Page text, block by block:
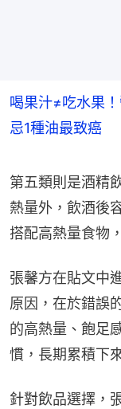
喝果汁≠吃水果
忌1種油最致癌
第五類則是酒精
熱量外，飲酒後
搭配高熱量食物
張馨方在貼文中
原因，在於錯誤
的高熱量、飽足
慣，長期累積下
針對飲品選擇，